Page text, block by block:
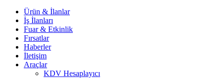
Ürün & İlanlar
İş İlanları
Fuar & Etkinlik
Fırsatlar
Haberler
İletişim
Araçlar
KDV Hesaplayıcı